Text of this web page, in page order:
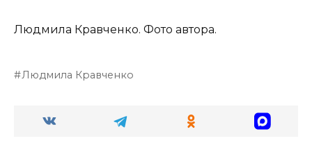
Людмила Кравченко. Фото автора.
Людмила Кравченко